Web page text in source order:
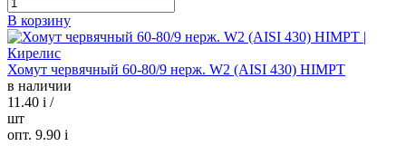
В корзину
Хомут червячный 60-80/9 нерж. W2 (AISI 430) HIMPT
в наличии
11.40 i /
шт
опт. 9.90 i